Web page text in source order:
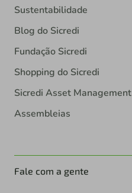
Sustentabilidade
Blog do Sicredi
Fundação Sicredi
Shopping do Sicredi
Sicredi Asset Management
Assembleias
Fale com a gente